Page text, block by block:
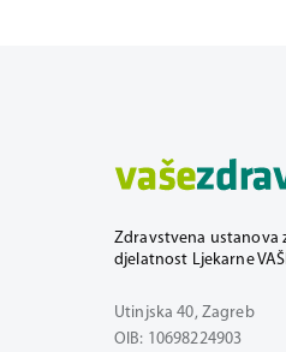
Zdravstvena ustanova
djelatnost Ljekarne
Utinjska 40, Zagreb
OIB: 10698224903